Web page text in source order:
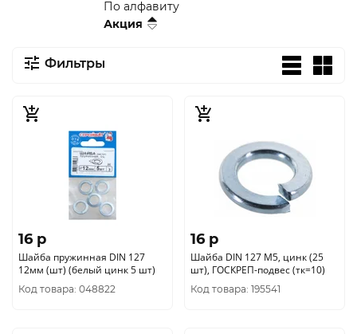
По алфавиту
Акция
Фильтры
16 p
Шайба пружинная DIN 127
12мм (шт) (белый цинк 5 шт)
Код товара: 048822
16 p
Шайба DIN 127 М5, цинк (25
шт), ГОСКРЕП-подвес (тк=10)
Код товара: 195541